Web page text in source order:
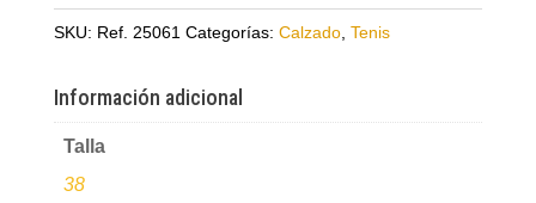
en
con
aplique
dorado
cantidad
SKU: Ref. 25061 Categorías: Calzado, Tenis
Información adicional
Talla
38